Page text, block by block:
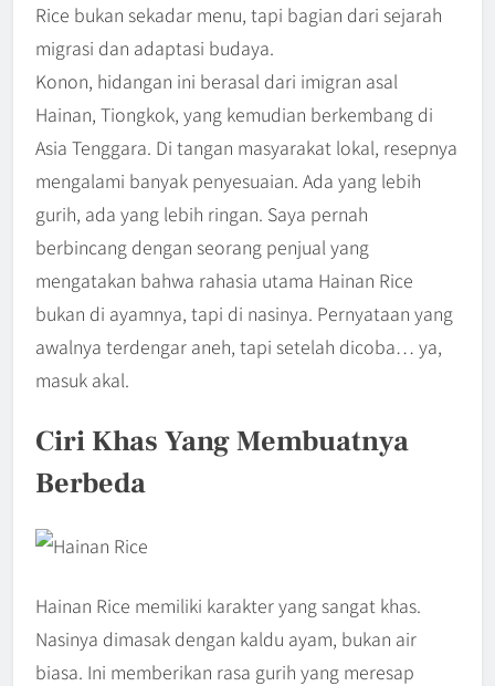
Rice bukan sekadar menu, tapi bagian dari sejarah
migrasi dan adaptasi budaya.
Konon, hidangan ini berasal dari imigran asal
Hainan, Tiongkok, yang kemudian berkembang di
Asia Tenggara. Di tangan masyarakat lokal, resepnya
mengalami banyak penyesuaian. Ada yang lebih
gurih, ada yang lebih ringan. Saya pernah
berbincang dengan seorang penjual yang
mengatakan bahwa rahasia utama Hainan Rice
bukan di ayamnya, tapi di nasinya. Pernyataan yang
awalnya terdengar aneh, tapi setelah dicoba… ya,
masuk akal.
Ciri Khas Yang Membuatnya
Berbeda
Hainan Rice memiliki karakter yang sangat khas.
Nasinya dimasak dengan kaldu ayam, bukan air
biasa. Ini memberikan rasa gurih yang meresap